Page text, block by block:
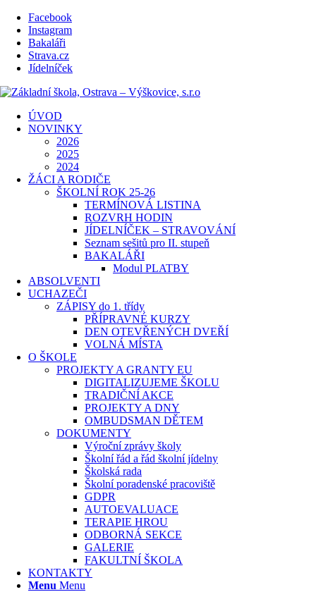
Facebook
Instagram
Bakaláři
Strava.cz
Jídelníček
ÚVOD
NOVINKY
2026
2025
2024
ŽÁCI A RODIČE
ŠKOLNÍ ROK 25-26
TERMÍNOVÁ LISTINA
ROZVRH HODIN
JÍDELNÍČEK – STRAVOVÁNÍ
Seznam sešitů pro II. stupeň
BAKALÁŘI
Modul PLATBY
ABSOLVENTI
UCHAZEČI
ZÁPISY do 1. třídy
PŘÍPRAVNÉ KURZY
DEN OTEVŘENÝCH DVEŘÍ
VOLNÁ MÍSTA
O ŠKOLE
PROJEKTY A GRANTY EU
DIGITALIZUJEME ŠKOLU
TRADIČNÍ AKCE
PROJEKTY A DNY
OMBUDSMAN DĚTEM
DOKUMENTY
Výroční zprávy školy
Školní řád a řád školní jídelny
Školská rada
Školní poradenské pracoviště
GDPR
AUTOEVALUACE
TERAPIE HROU
ODBORNÁ SEKCE
GALERIE
FAKULTNÍ ŠKOLA
KONTAKTY
Menu Menu